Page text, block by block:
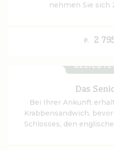
nehmen Sie sich
P. 2
Das
Bei Ihrer Ankunft
Krabbensandwich,
Schlosses, den
genießen Sie ein Zwei-